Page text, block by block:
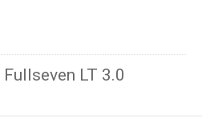
LT 3.0